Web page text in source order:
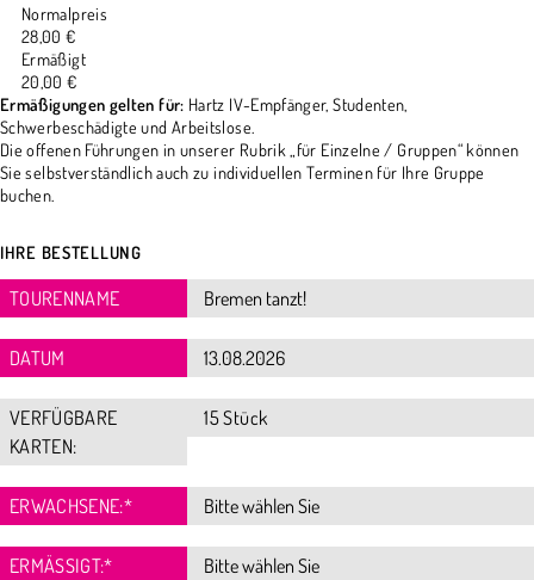
Normalpreis
28,00 €
Ermäßigt
20,00 €
Ermäßigungen gelten für: Hartz IV-Empfänger, Studenten,
Schwerbeschädigte und Arbeitslose.
Die offenen Führungen in unserer Rubrik „für Einzelne / Gruppen“ können
Sie selbstverständlich auch zu individuellen Terminen für Ihre Gruppe
buchen.
IHRE BESTELLUNG
TOURENNAME
DATUM
VERFÜGBARE
KARTEN:
15 Stück
ERWACHSENE:*
ERMÄSSIGT:*